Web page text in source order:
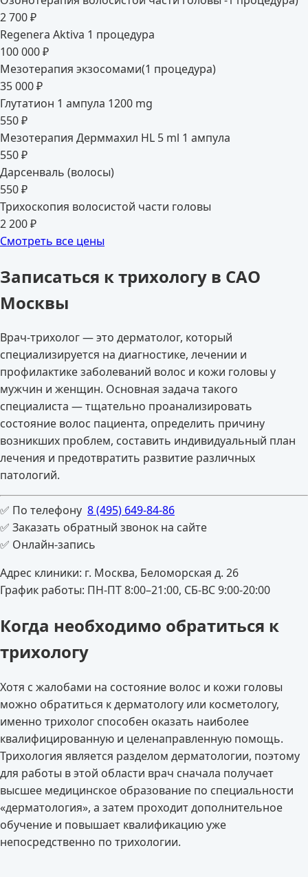
2 700 ₽
Regenera Aktiva 1 процедура
100 000 ₽
Мезотерапия экзосомами(1 процедура)
35 000 ₽
Глутатион 1 ампула 1200 mg
550 ₽
Мезотерапия Дерммахил HL 5 ml 1 ампула
550 ₽
Дарсенваль (волосы)
550 ₽
Трихоскопия волосистой части головы
2 200 ₽
Смотреть все цены
Записаться к трихологу в САО
Москвы
Врач-трихолог — это дерматолог, который
специализируется на диагностике, лечении и
профилактике заболеваний волос и кожи головы у
мужчин и женщин. Основная задача такого
специалиста — тщательно проанализировать
состояние волос пациента, определить причину
возникших проблем, составить индивидуальный план
лечения и предотвратить развитие различных
патологий.
✅ По телефону 8 (495) 649-84-86
✅ Заказать обратный звонок на сайте
✅ Онлайн-запись
Адрес клиники: г. Москва, Беломорская д. 26
График работы: ПН-ПТ 8:00–21:00, СБ-ВС 9:00-20:00
Когда необходимо обратиться к
трихологу
Хотя с жалобами на состояние волос и кожи головы
можно обратиться к дерматологу или косметологу,
именно трихолог способен оказать наиболее
квалифицированную и целенаправленную помощь.
Трихология является разделом дерматологии, поэтому
для работы в этой области врач сначала получает
высшее медицинское образование по специальности
«дерматология», а затем проходит дополнительное
обучение и повышает квалификацию уже
непосредственно по трихологии.